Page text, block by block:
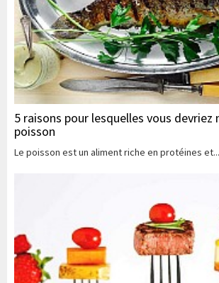
5 raisons pour lesquelles vous devriez
poisson
Le poisson est un aliment riche en protéines et...